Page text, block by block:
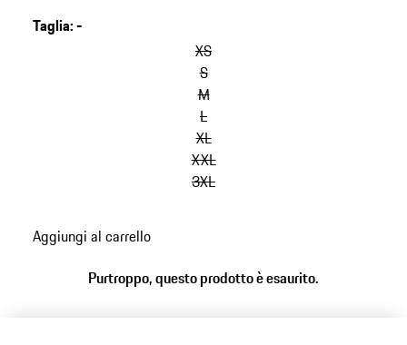
Taglia:-
XS
S
M
L
XL
XXL
3XL
alle
Aggiungi al carrello
Purtroppo, questo prodotto è esaurito.